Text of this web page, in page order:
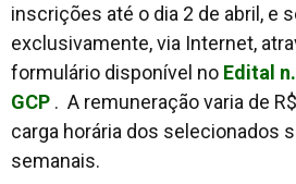
inscrições até o dia 2 de abril, e
exclusivamente, via Internet,
formulário disponível no Edital
GCP . A remuneração varia de
carga horária dos selecionados
semanais.